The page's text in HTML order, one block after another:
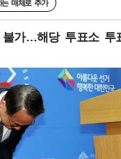
는 매체로 추가
가…해당 투표소 투